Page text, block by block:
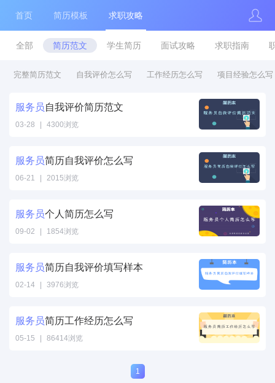
首页 简历模板 求职攻略
全部 简历范文 学生简历 面试攻略 求职指南
完整简历范文 自我评价怎么写 工作经历怎么写 项目经验怎么写
服务员 自我评价简历范文
03-28 4300浏览
简历范文" />
服务员简历自我评价怎么写
06-21 2015浏览
评价怎么写" />
服务员个人简历怎么写
09-02 1854浏览
怎么写" />
服务员简历自我评价填写样本
02-14 3976浏览
评价填写样本"
/>
服务员简历工作经历怎么写
05-15 86414浏览
1